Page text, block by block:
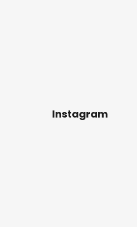
Instagram